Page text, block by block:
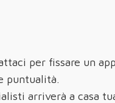
per fissare un
puntualità.
arriverà a casa